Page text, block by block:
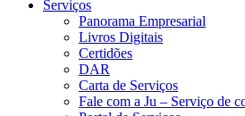
Serviços
Panorama Empresarial
Livros Digitais
Certidões
DAR
Carta de Serviços
Fale com a Ju – Serviço de